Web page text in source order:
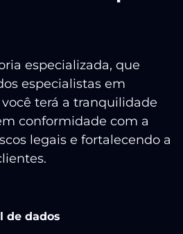
especializada, que
especialistas em
terá a tranquilidade
conformidade com a
legais e fortalecendo a
de dados